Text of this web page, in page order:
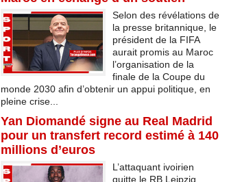
Selon des révélations de
la presse britannique, le
président de la FIFA
aurait promis au Maroc
l’organisation de la
finale de la Coupe du
monde 2030 afin d’obtenir un appui politique, en
pleine crise...
Yan Diomandé signe au Real Madrid
pour un transfert record estimé à 140
millions d’euros
L’attaquant ivoirien
quitte le RB Leipzig